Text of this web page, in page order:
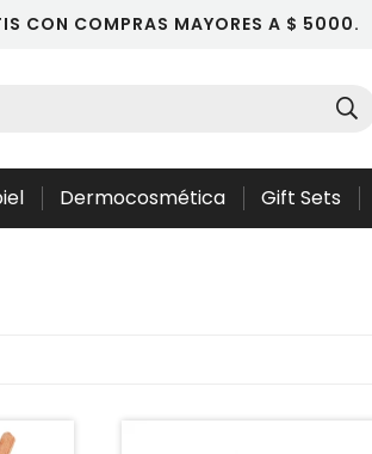
CON COMPRAS MAYORES A $ 5000.
Dermocosmética Gift Sets